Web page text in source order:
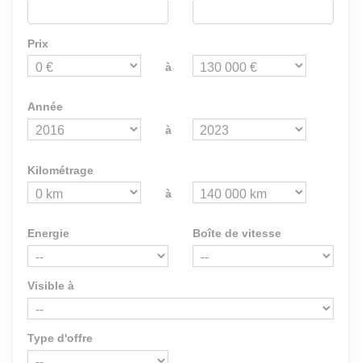
Prix
à
Année
à
Kilométrage
à
Energie Boîte de vitesse
Visible à
Type d'offre